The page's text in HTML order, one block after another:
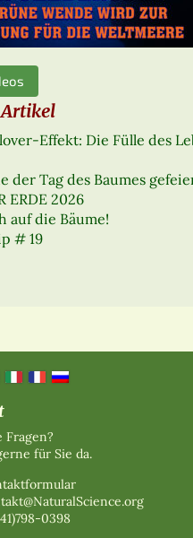
Effekt: Die Fülle des
der Tag des Baumes
ERDE 2026
auf die Bäume!
# 19
Fragen?
für Sie da.
0398